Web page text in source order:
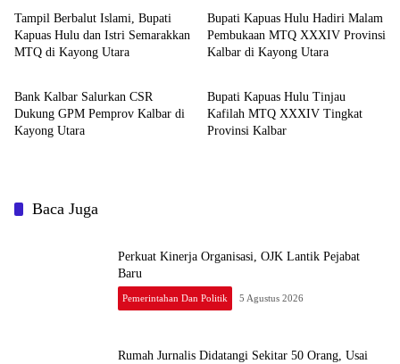
Tampil Berbalut Islami, Bupati
Kapuas Hulu dan Istri Semarakkan
MTQ di Kayong Utara
Bupati Kapuas Hulu Hadiri Malam
Pembukaan MTQ XXXIV Provinsi
Kalbar di Kayong Utara
Pemerintahan dan Politik
Bank Kalbar Salurkan CSR
Dukung GPM Pemprov Kalbar di
Kayong Utara
Pemerintahan dan Politik
Bupati Kapuas Hulu Tinjau
Kafilah MTQ XXXIV Tingkat
Provinsi Kalbar
Baca Juga
Perkuat Kinerja Organisasi, OJK Lantik Pejabat
Baru
Pemerintahan Dan Politik 5 Agustus 2026
Rumah Jurnalis Didatangi Sekitar 50 Orang, Usai